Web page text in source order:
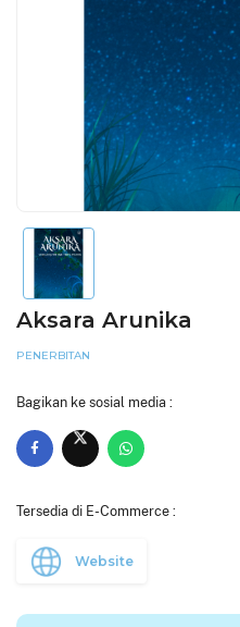
Aksara Arunika
PENERBITAN
Bagikan ke sosial media :
Tersedia di E-Commerce :
Website